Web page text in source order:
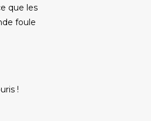
que les
foule
!